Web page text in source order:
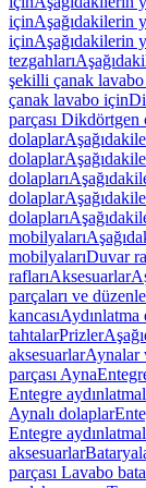
içinAşağıdakilerin
içinAşağıdakilerin
tezgahları
şekilli çanak
çanak lavabo için
parçası
dolaplar
dolaplar
dolapları
dolaplar
dolapları
mobilyaları
mobilyalarıDuvar
raflarıAksesuarlar
parçaları ve
kancasıAydınlatma
tahtalarPrizler
aksesuarlarAynalar
parçası Ayna
Entegre
Aynalı dolaplar
Entegre
aksesuarlar
parçası Lavabo